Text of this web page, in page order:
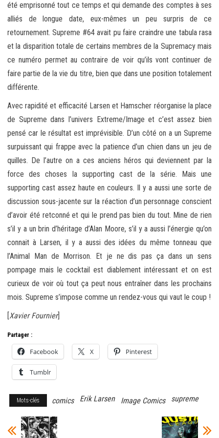
été emprisonné tout ce temps et qui demande des comptes à ses
alliés de longue date, eux-mêmes un peu surpris de ce
retournement. Supreme #64 avait pu faire craindre une tabula rasa
et la disparition totale de certains membres de la Supremacy mais
ce numéro permet au contraire de voir qu’ils vont continuer de
faire partie de la vie du titre, bien que dans une position totalement
différente.
Avec rapidité et efficacité Larsen et Hamscher réorganise la place
de Supreme dans l’univers Extreme/Image et c’est assez bien
pensé car le résultat est imprévisible. D’un côté on a un Supreme
surpuissant qui frappe avec la patience d’un chien dans un jeu de
quilles. De l’autre on a ces anciens héros qui deviennent par la
force des choses la supporting cast de la série. Mais une
supporting cast assez haute en couleurs. Il y a aussi une sorte de
discussion sous-jacente sur la réaction d’un personnage conscient
d’avoir été retconné et qui le prend pas bien du tout. Mine de rien
s’il y a un brin d’héritage d’Alan Moore, s’il y a aussi l’énergie qu’on
connait à Larsen, il y a aussi des idées du même tonneau que
l’Animal Man de Morrison. Et je ne dis pas ça dans un sens
pompage mais le cocktail est diablement intéressant et on est
curieux de voir où tout ça peut nous entraîner dans les prochains
mois. Supreme s’impose comme un rendez-vous qui vaut le coup !
[Xavier Fournier]
Partager :
Facebook X Pinterest
Tumblr
Mots-clés comics Erik Larsen Image Comics supreme